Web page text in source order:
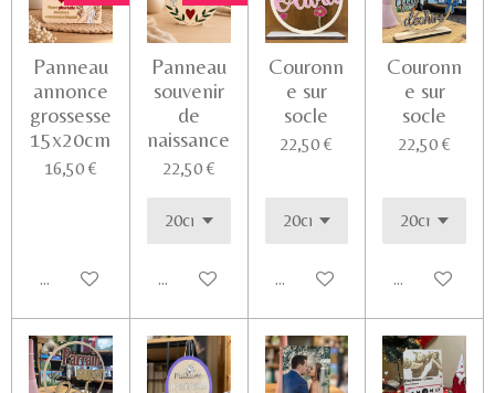
Panneau
annonce
grossesse
15x20cm
16,50 €
Ajouter au panier
Panneau
souvenir
de
naissance
22,50 €
Voir les détails
Couronn
e sur
socle
22,50 €
Voir les détails
Couronn
e sur
socle
22,50 €
Ajouter au